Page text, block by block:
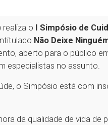
realiza o I Simpósio de
Não Deixe
aberto para o público
especialistas no assunto.
o Simpósio está com
da qualidade de vida de